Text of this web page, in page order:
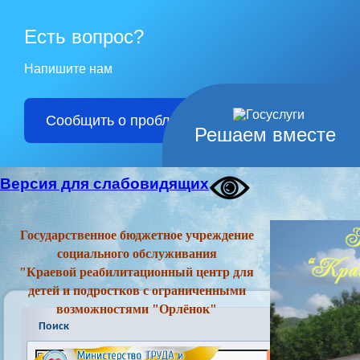
Решаем вместе
Есть вопрос?
Напишите нам
Сообщить о проблеме
Версия для слабовидящих
Государственное бюджетное учреждение
социального обслуживания
"Краевой реабилитационный центр для
детей и подростков с ограниченными
возможностями "Орлёнок"
Поиск